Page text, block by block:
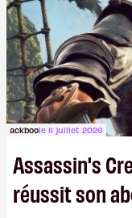
ackboole 11 juillet 2026
Assassin's
réussit son